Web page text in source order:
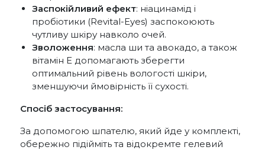
Заспокійливий ефект: ніацинамід і
пробіотики (Revital-Eyes) заспокоюють
чутливу шкіру навколо очей.
Зволоження: масла ши та авокадо, а також
вітамін Е допомагають зберегти
оптимальний рівень вологості шкіри,
зменшуючи ймовірність її сухості.
Спосіб застосування:
За допомогою шпателю, який йде у комплекті,
обережно підійміть та відокремте гелевий